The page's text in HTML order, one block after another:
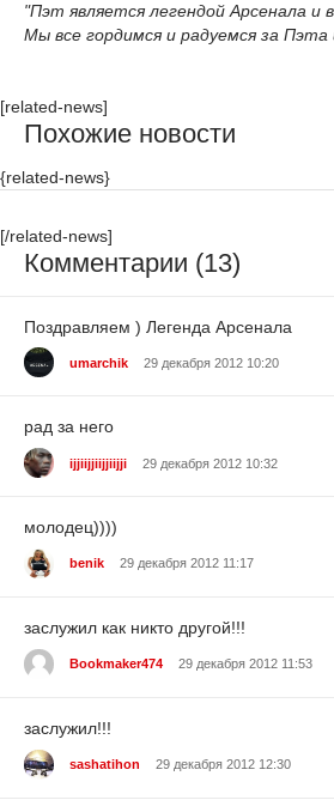
"Пэт является легендой Арсенала и
Мы все гордимся и радуемся за Пэта
[related-news]
Похожие новости
{related-news}
[/related-news]
Комментарии (13)
Поздравляем ) Легенда Арсенала
umarchik 29 декабря 2012 10:20
рад за него
ijjiijjiijjiijji 29 декабря 2012 10:32
молодец))))
benik 29 декабря 2012 11:17
заслужил как никто другой!!!
Bookmaker474 29 декабря 2012 11:53
заслужил!!!
sashatihon 29 декабря 2012 12:30